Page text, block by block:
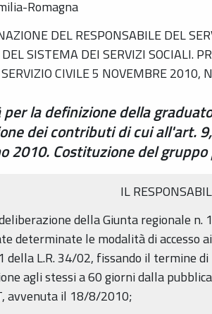
Romagna
DEL RESPONSABILE DEL
SISTEMA DEI SERVIZI SOCIALI.
CIVILE 5 NOVEMBRE 2010,
la definizione della
dei contributi di cui all'art.
2010. Costituzione del
IL
della Giunta regionale
determinate le modalità di accesso
della L.R. 34/02, fissando il termine
agli stessi a 60 giorni dalla
avvenuta il 18/8/2010;